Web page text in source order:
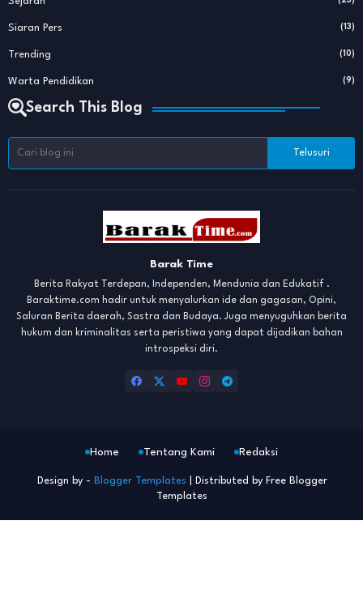
Siaran Pers (13)
Trending (10)
Warta Pendidikan (9)
Search This Blog
Barak Time
Berita Rakyat Terdepan, Independen, Mendunia dan Edukatif .
Baraktime.com hadir untuk menyalurkan ide dan gagasan, Opini,
Saluran Berita daerah, Sastra dan Budaya. Juga menyuguhkan berita
hukum dan kriminalitas serta peristiwa yang dapat dijadikan bahan
introspeksi diri.
Design by - Blogger Templates | Distributed by Free Blogger
Templates
Home Tentang Kami Redaksi